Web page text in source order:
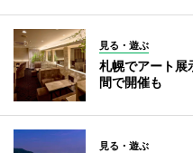
見る・遊ぶ
札幌でアート
間で開催も
見る・遊ぶ